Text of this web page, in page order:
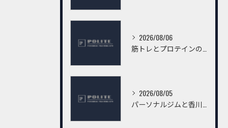
2026/08/06
2026/08/05